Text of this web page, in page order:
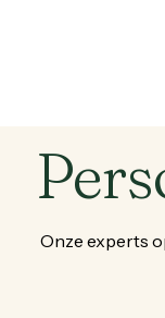
Onze experts